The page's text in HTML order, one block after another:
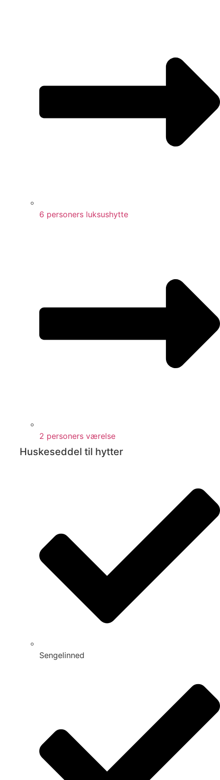
6 personers luksushytte
2 personers værelse
Huskeseddel til hytter
Sengelinned